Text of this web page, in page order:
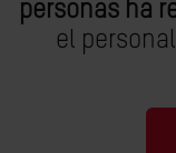
personas ha
el